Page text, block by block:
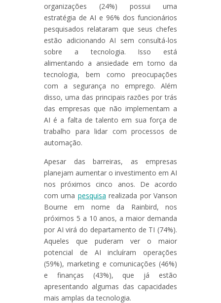
organizações (24%) possui uma
estratégia de AI e 96% dos funcionários
pesquisados relataram que seus chefes
estão adicionando AI sem consultá-los
sobre a tecnologia. Isso está
alimentando a ansiedade em torno da
tecnologia, bem como preocupações
com a segurança no emprego. Além
disso, uma das principais razões por trás
das empresas que não implementam a
AI é a falta de talento em sua força de
trabalho para lidar com processos de
automação.
Apesar das barreiras, as empresas
planejam aumentar o investimento em AI
nos próximos cinco anos. De acordo
com uma pesquisa realizada por Vanson
Bourne em nome da Rainbird, nos
próximos 5 a 10 anos, a maior demanda
por AI virá do departamento de TI (74%).
Aqueles que puderam ver o maior
potencial de AI incluíram operações
(59%), marketing e comunicações (46%)
e finanças (43%), que já estão
apresentando algumas das capacidades
mais amplas da tecnologia.